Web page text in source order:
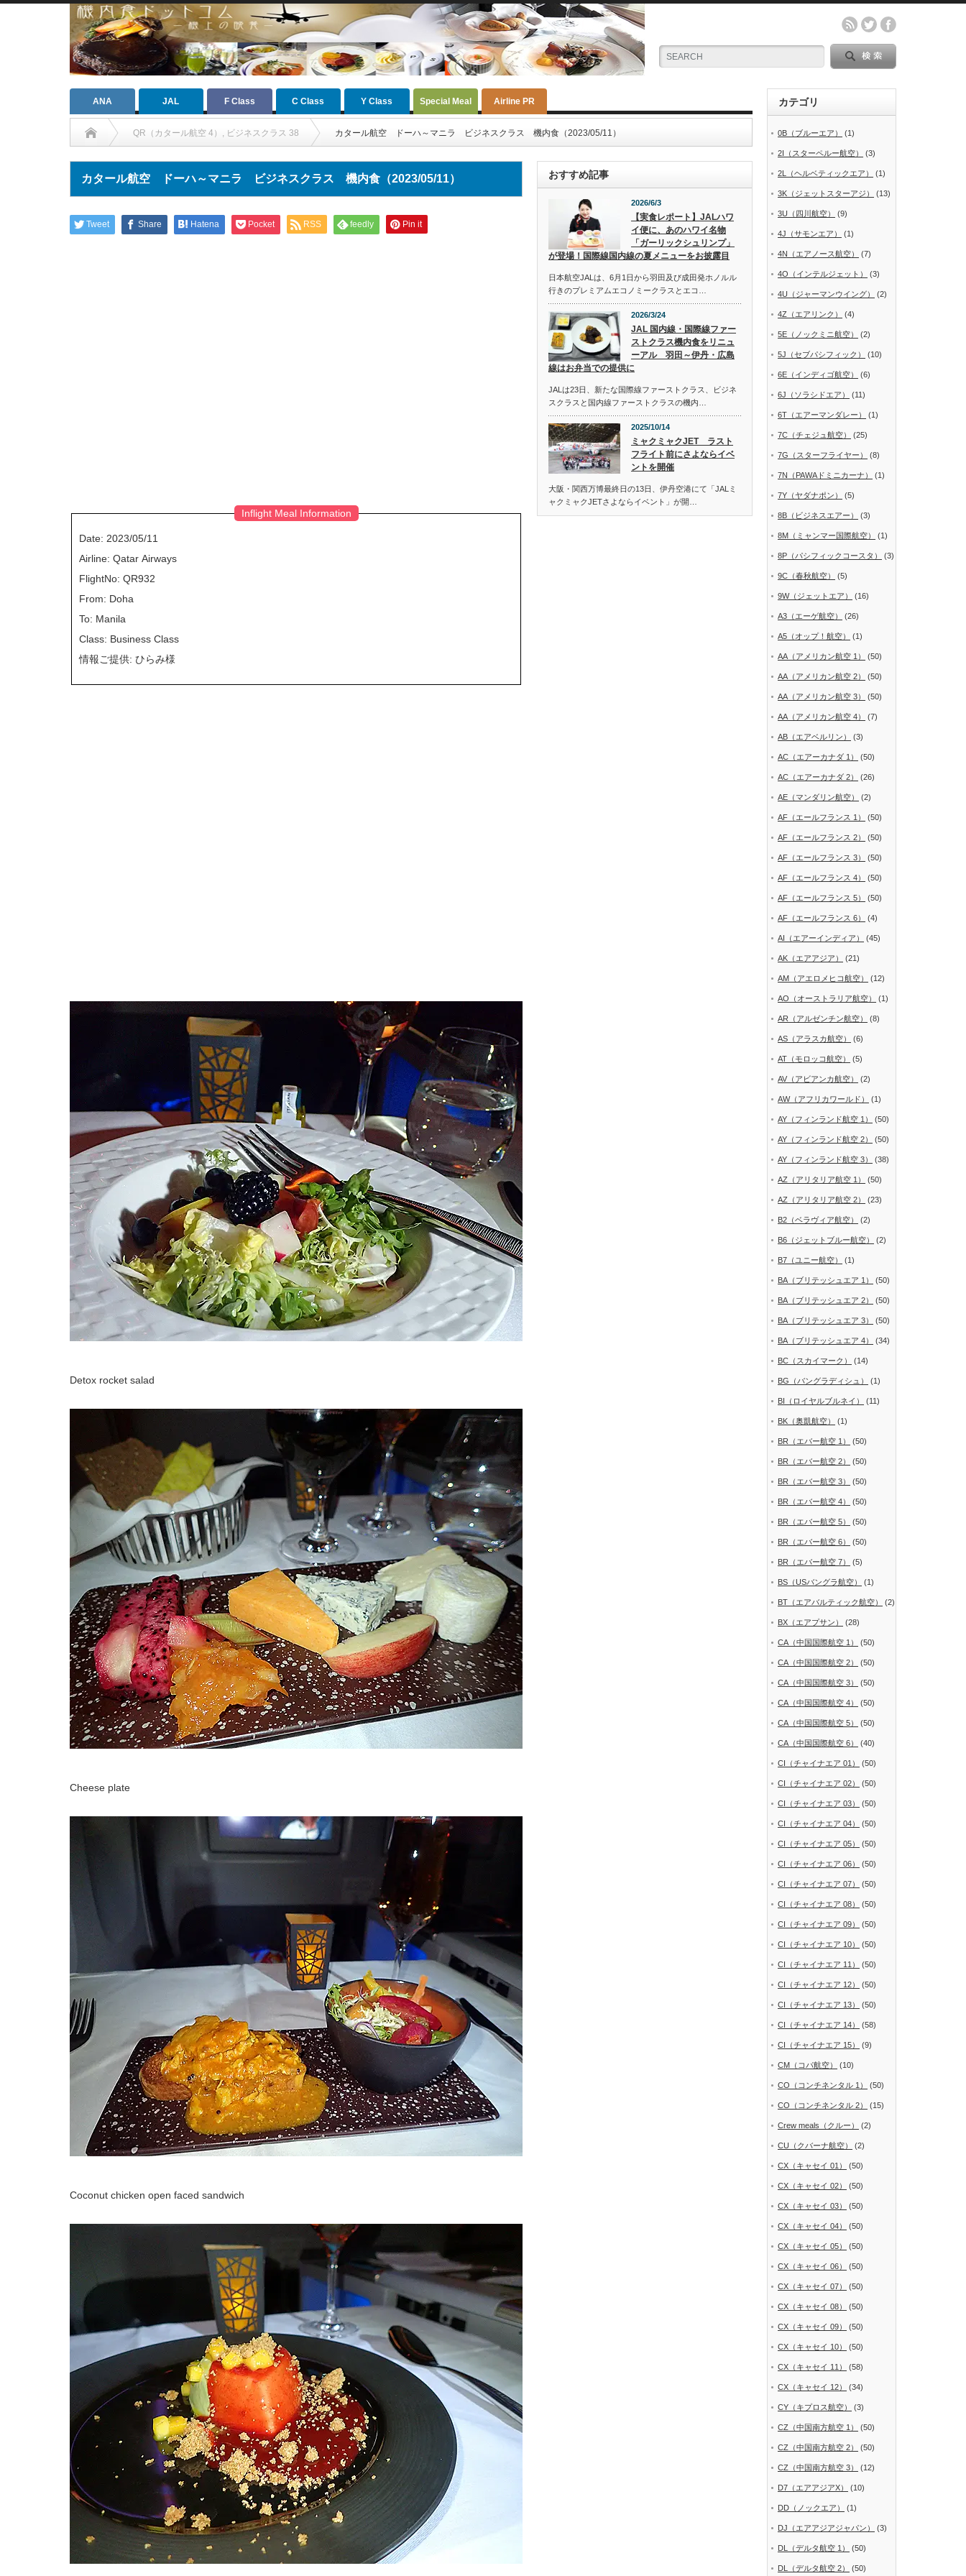
ANA JAL F Class C Class Y Class Special Meal Airline PR
QR（カタール航空 4） , ビジネスクラス 38 カタール航空 ドーハ～マニラ ビジネスクラス 機内食（2023/05/11）
カタール航空 ドーハ～マニラ ビジネスクラス 機内食（2023/05/11）
Tweet Share Hatena Pocket RSS feedly Pin it
Inflight Meal Information
Date: 2023/05/11
Airline: Qatar Airways
FlightNo: QR932
From: Doha
To: Manila
Class: Business Class
情報ご提供: ひらみ様
Detox rocket salad
Cheese plate
Coconut chicken open faced sandwich
おすすめ記事
2026/6/3
【実食レポート】JALハワ
イ便に、あのハワイ名物
「ガーリックシュリンプ」
が登場！国際線国内線の夏メニューをお披露目
日本航空JALは、6月1日から羽田及び成田発ホノルル
行きのプレミアムエコノミークラスとエコ…
2026/3/24
JAL 国内線・国際線ファー
ストクラス機内食をリニュ
ーアル 羽田～伊丹・広島
線はお弁当での提供に
JALは23日、新たな国際線ファーストクラス、ビジネ
スクラスと国内線ファーストクラスの機内…
2025/10/14
ミャクミャクJET ラスト
フライト前にさよならイベ
ントを開催
大阪・関西万博最終日の13日、伊丹空港にて「JALミ
ャクミャクJETさよならイベント」が開…
カテゴリ
0B（ブルーエア） (1)
2I（スターペルー航空） (3)
2L（ヘルベティックエア） (1)
3K（ジェットスターアジ） (13)
3U（四川航空） (9)
4J（サモンエア） (1)
4N（エアノース航空） (7)
4O（インテルジェット） (3)
4U（ジャーマンウイング） (2)
4Z（エアリンク） (4)
5E（ノックミニ航空） (2)
5J（セブパシフィック） (10)
6E（インディゴ航空） (6)
6J（ソラシドエア） (11)
6T（エアーマンダレー） (1)
7C（チェジュ航空） (25)
7G（スターフライヤー） (8)
7N（PAWAドミニカーナ） (1)
7Y（ヤダナポン） (5)
8B（ビジネスエアー） (3)
8M（ミャンマー国際航空） (1)
8P（パシフィックコースタ） (3)
9C（春秋航空） (5)
9W（ジェットエア） (16)
A3（エーゲ航空） (26)
A5（オップ！航空） (1)
AA（アメリカン航空 1） (50)
AA（アメリカン航空 2） (50)
AA（アメリカン航空 3） (50)
AA（アメリカン航空 4） (7)
AB（エアベルリン） (3)
AC（エアーカナダ 1） (50)
AC（エアーカナダ 2） (26)
AE（マンダリン航空） (2)
AF（エールフランス 1） (50)
AF（エールフランス 2） (50)
AF（エールフランス 3） (50)
AF（エールフランス 4） (50)
AF（エールフランス 5） (50)
AF（エールフランス 6） (4)
AI（エアーインディア） (45)
AK（エアアジア） (21)
AM（アエロメヒコ航空） (12)
AO（オーストラリア航空） (1)
AR（アルゼンチン航空） (8)
AS（アラスカ航空） (6)
AT（モロッコ航空） (5)
AV（アビアンカ航空） (2)
AW（アフリカワールド） (1)
AY（フィンランド航空 1） (50)
AY（フィンランド航空 2） (50)
AY（フィンランド航空 3） (38)
AZ（アリタリア航空 1） (50)
AZ（アリタリア航空 2） (23)
B2（ベラヴィア航空） (2)
B6（ジェットブルー航空） (2)
B7（ユニー航空） (1)
BA（ブリテッシュエア 1） (50)
BA（ブリテッシュエア 2） (50)
BA（ブリテッシュエア 3） (50)
BA（ブリテッシュエア 4） (34)
BC（スカイマーク） (14)
BG（バングラディシュ） (1)
BI（ロイヤルブルネイ） (11)
BK（奥凱航空） (1)
BR（エバー航空 1） (50)
BR（エバー航空 2） (50)
BR（エバー航空 3） (50)
BR（エバー航空 4） (50)
BR（エバー航空 5） (50)
BR（エバー航空 6） (50)
BR（エバー航空 7） (5)
BS（USバングラ航空） (1)
BT（エアバルティック航空） (2)
BX（エアプサン） (28)
CA（中国国際航空 1） (50)
CA（中国国際航空 2） (50)
CA（中国国際航空 3） (50)
CA（中国国際航空 4） (50)
CA（中国国際航空 5） (50)
CA（中国国際航空 6） (40)
CI（チャイナエア 01） (50)
CI（チャイナエア 02） (50)
CI（チャイナエア 03） (50)
CI（チャイナエア 04） (50)
CI（チャイナエア 05） (50)
CI（チャイナエア 06） (50)
CI（チャイナエア 07） (50)
CI（チャイナエア 08） (50)
CI（チャイナエア 09） (50)
CI（チャイナエア 10） (50)
CI（チャイナエア 11） (50)
CI（チャイナエア 12） (50)
CI（チャイナエア 13） (50)
CI（チャイナエア 14） (58)
CI（チャイナエア 15） (9)
CM（コパ航空） (10)
CO（コンチネンタル 1） (50)
CO（コンチネンタル 2） (15)
Crew meals（クルー） (2)
CU（クバーナ航空） (2)
CX（キャセイ 01） (50)
CX（キャセイ 02） (50)
CX（キャセイ 03） (50)
CX（キャセイ 04） (50)
CX（キャセイ 05） (50)
CX（キャセイ 06） (50)
CX（キャセイ 07） (50)
CX（キャセイ 08） (50)
CX（キャセイ 09） (50)
CX（キャセイ 10） (50)
CX（キャセイ 11） (58)
CX（キャセイ 12） (34)
CY（キプロス航空） (3)
CZ（中国南方航空 1） (50)
CZ（中国南方航空 2） (50)
CZ（中国南方航空 3） (12)
D7（エアアジアX） (10)
DD（ノックエア） (1)
DJ（エアアジアジャパン） (3)
DL（デルタ航空 1） (50)
DL（デルタ航空 2） (50)